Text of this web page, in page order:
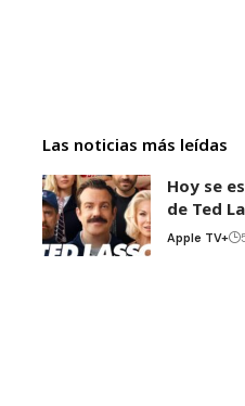
Las noticias más leídas
Hoy se
de Ted
Apple TV+